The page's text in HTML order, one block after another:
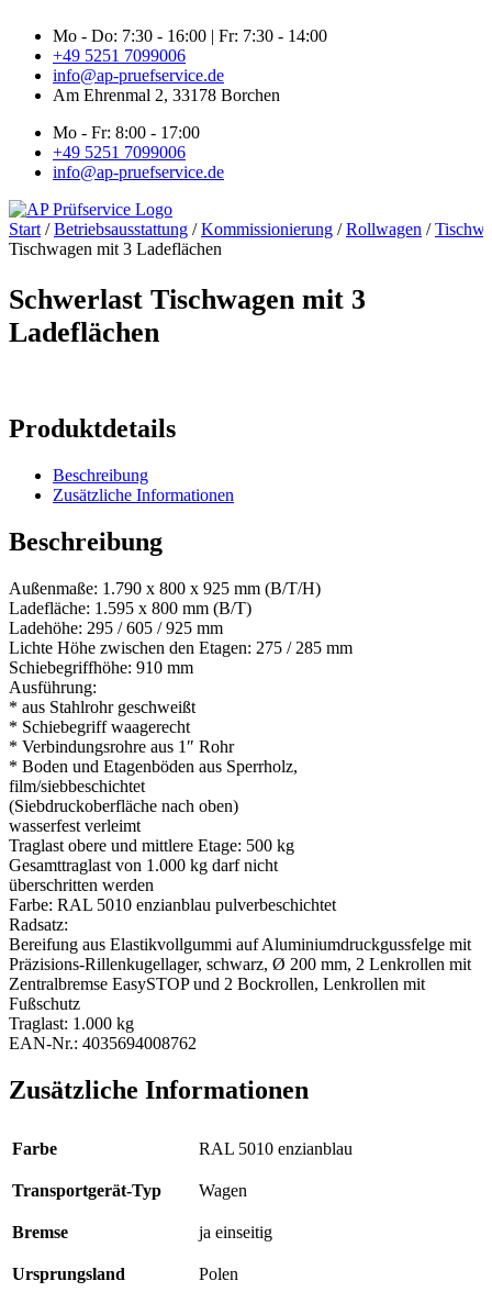
Inhalt
springen
Mo - Do: 7:30 - 16:00 | Fr: 7:30 - 14:00
+49 5251 7099006
info@ap-pruefservice.de
Am Ehrenmal 2, 33178 Borchen
Mo - Fr: 8:00 - 17:00
+49 5251 7099006
info@ap-pruefservice.de
Start /Betriebsausstattung /Kommissionierung /Rollwagen /
Tischwagen mit 3 Ladeflächen
Schwerlast Tischwagen mit 3
Ladeflächen
Produktdetails
Beschreibung
Zusätzliche Informationen
Beschreibung
Außenmaße: 1.790 x 800 x 925 mm (B/T/H)
Ladefläche: 1.595 x 800 mm (B/T)
Ladehöhe: 295 / 605 / 925 mm
Lichte Höhe zwischen den Etagen: 275 / 285 mm
Schiebegriffhöhe: 910 mm
Ausführung:
* aus Stahlrohr geschweißt
* Schiebegriff waagerecht
* Verbindungsrohre aus 1″ Rohr
* Boden und Etagenböden aus Sperrholz,
film/siebbeschichtet
(Siebdruckoberfläche nach oben)
wasserfest verleimt
Traglast obere und mittlere Etage: 500 kg
Gesamttraglast von 1.000 kg darf nicht
überschritten werden
Farbe: RAL 5010 enzianblau pulverbeschichtet
Radsatz:
Bereifung aus Elastikvollgummi auf Aluminiumdruckgussfelge mit
Präzisions-Rillenkugellager, schwarz, Ø 200 mm, 2 Lenkrollen mit
Zentralbremse EasySTOP und 2 Bockrollen, Lenkrollen mit
Fußschutz
Traglast: 1.000 kg
EAN-Nr.: 4035694008762
Zusätzliche Informationen
Farbe RAL 5010 enzianblau
Transportgerät-Typ Wagen
Bremse ja einseitig
Ursprungsland Polen